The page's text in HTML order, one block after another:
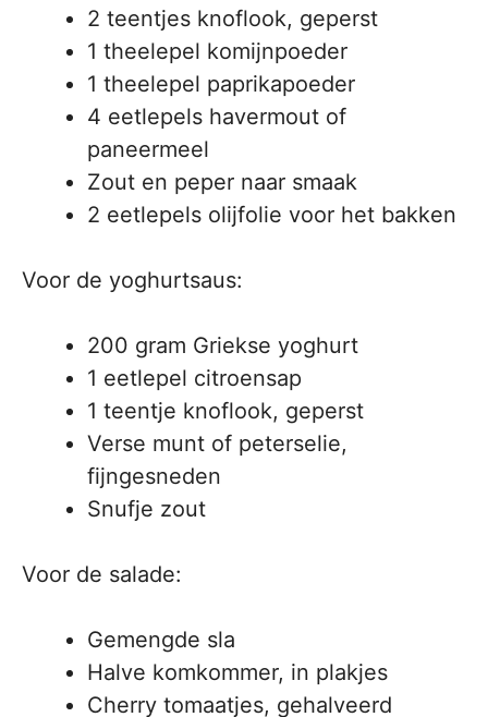
2 teentjes knoflook, geperst
1 theelepel komijnpoeder
1 theelepel paprikapoeder
4 eetlepels havermout of
paneermeel
Zout en peper naar smaak
2 eetlepels olijfolie voor het bakken
Voor de yoghurtsaus:
200 gram Griekse yoghurt
1 eetlepel citroensap
1 teentje knoflook, geperst
Verse munt of peterselie,
fijngesneden
Snufje zout
Voor de salade:
Gemengde sla
Halve komkommer, in plakjes
Cherry tomaatjes, gehalveerd